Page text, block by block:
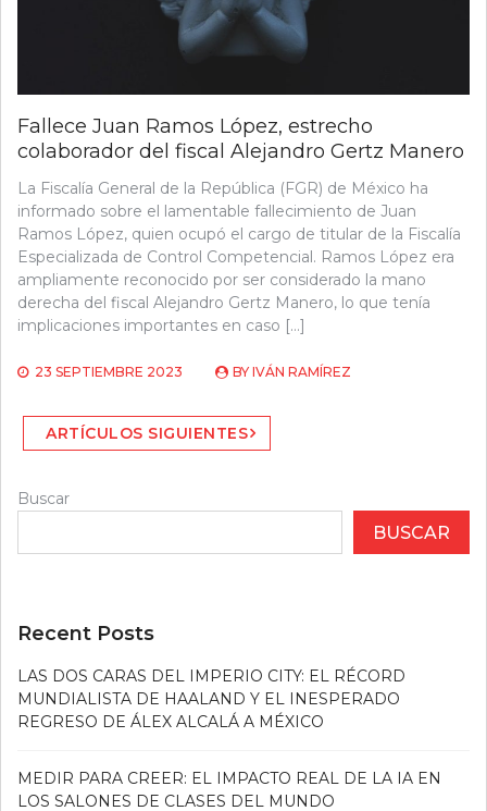
Fallece Juan Ramos López, estrecho
colaborador del fiscal Alejandro Gertz Manero
La Fiscalía General de la República (FGR) de México ha
informado sobre el lamentable fallecimiento de Juan
Ramos López, quien ocupó el cargo de titular de la Fiscalía
Especializada de Control Competencial. Ramos López era
ampliamente reconocido por ser considerado la mano
derecha del fiscal Alejandro Gertz Manero, lo que tenía
implicaciones importantes en caso […]
23 SEPTIEMBRE 2023 BY IVÁN RAMÍREZ
Navegación
de
entradas
ARTÍCULOS SIGUIENTES
Buscar
BUSCAR
Recent Posts
LAS DOS CARAS DEL IMPERIO CITY: EL RÉCORD
MUNDIALISTA DE HAALAND Y EL INESPERADO
REGRESO DE ÁLEX ALCALÁ A MÉXICO
MEDIR PARA CREER: EL IMPACTO REAL DE LA IA EN
LOS SALONES DE CLASES DEL MUNDO